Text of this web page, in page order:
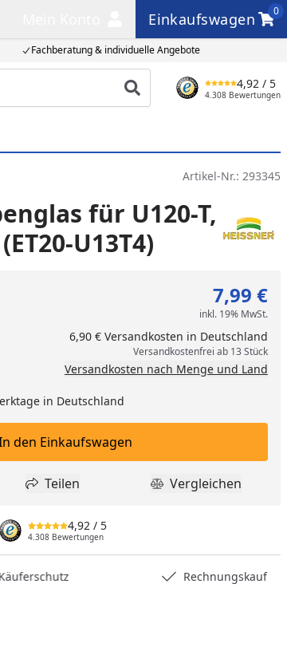
Fachberatung & individuelle Angebote
Einkaufswagen
0
Einkaufswagen
Produkt suchen
4,92 / 5
4.308 Bewertungen
Artikel-Nr.: 293345
für U120-T,
U13T4)
eingeben
um eins erhöhen
7,99 €
inkl. 19% MwSt.
6,90 € Versandkosten in Deutschland
Versandkostenfrei ab 13 Stück
Versandkosten nach Menge und Land
in Deutschland
In den Einkaufswagen legen
den Einkaufswagen
hinzufügen
Teilen
Teilen Produkt
Vergleichen
4,92 / 5
4.308 Bewertungen
Rechnungskauf